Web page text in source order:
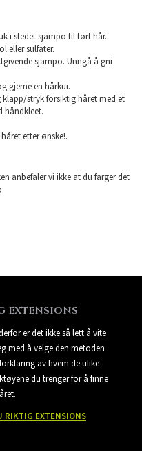
i stedet sjampo til tørt hår.
eller sulfater.
sjampo. Unngå å gni
gjerne en hårkur.
stryk forsiktig håret med et
håndkleet.
etter ønske!.
anbefaler vi ikke at du farger det
EXTENSIONS
er det ikke så lett å vite
med å velge den metoden
av hvem de ulike
du trenger for å finne
RIKTIG EXTENSIONS